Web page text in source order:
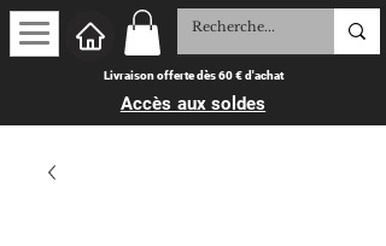
Livraison offerte dès 60 € d'achat
Accès aux soldes